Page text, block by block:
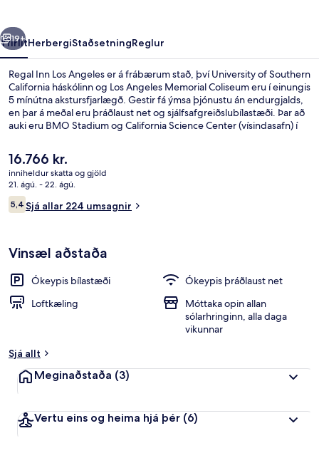
Næsta
19+
YfirlitHerbergiStaðsetningReglur
Regal Inn Los Angeles er á frábærum stað, því University of Southern
California háskólinn og Los Angeles Memorial Coliseum eru í einungis
5 mínútna akstursfjarlægð. Gestir fá ýmsa þjónustu án endurgjalds,
en þar á meðal eru þráðlaust net og sjálfsafgreiðslubílastæði. Þar að
auki eru BMO Stadium og California Science Center (vísindasafn) í
Núverandi
verð
er
16.766 kr.
16.766 kr.
inniheldur skatta og gjöld
21. ágú. - 22. ágú.
Umsagnir
5,45,4 af 10
Sjá allar 224 umsagnir
Vinsæl aðstaða
Ókeypis bílastæði
Ókeypis þráðlaust net
Loftkæling
Móttaka opin allan
sólarhringinn, alla daga
vikunnar
Sjá allt
Meginaðstaða (3)
Vertu eins og heima hjá þér (6)